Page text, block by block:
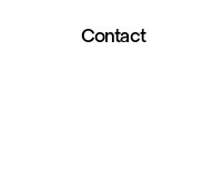
Contact